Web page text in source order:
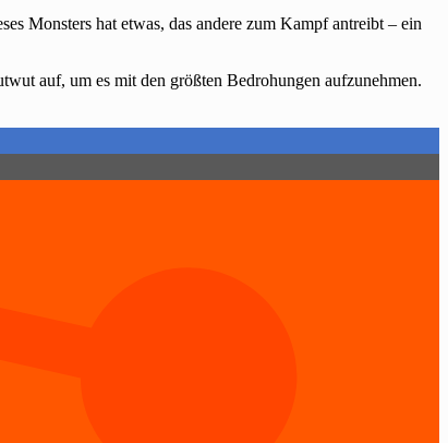
Monsters hat etwas, das andere zum Kampf antreibt – ein
auf, um es mit den größten Bedrohungen aufzunehmen.